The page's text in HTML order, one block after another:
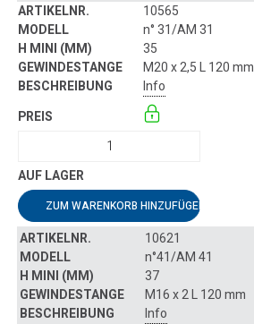
10565
n° 31/AM 31
35
M20 x 2,5 L 120 mm
Info
ZUM WARENKORB HINZUFÜGEN
10621
n°41/AM 41
37
M16 x 2 L 120 mm
Info